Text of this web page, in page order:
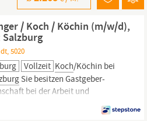
/ Koch / Köchin (m/w/d),
Salzburg
5020
Vollzeit Koch/Köchin bei
Sie besitzen Gastgeber-
bei der Arbeit und
wie uns? Dann werden Sie
Anstellungsart: Vollzeit Sie